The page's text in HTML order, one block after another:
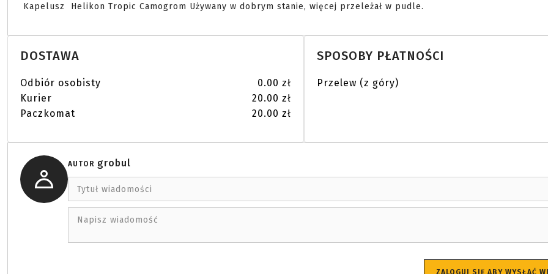
Kapelusz  Helikon Tropic Camogrom Używany w dobrym stanie, więcej przeleżał w pudle.
DOSTAWA
Odbiór osobisty
0.00 zł
Kurier
20.00 zł
Paczkomat
20.00 zł
SPOSOBY PŁATNOŚCI
Przelew (z góry)
AUTOR grobul
Tytuł wiadomości
Napisz wiadomość
ZALOGUJ SIĘ ABY WYSŁAĆ